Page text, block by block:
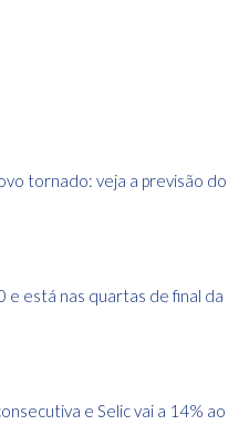
tornado: veja a previsão do
e está nas quartas de final da
e Selic vai a 14% ao